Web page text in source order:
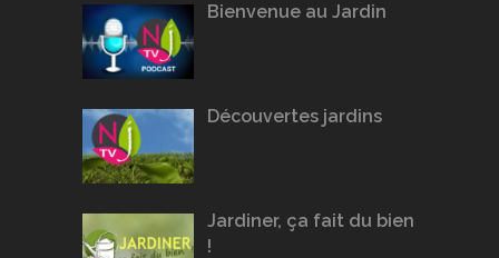
Bienvenue au Jardin
Découvertes jardins
Jardiner, ça fait du bien
!